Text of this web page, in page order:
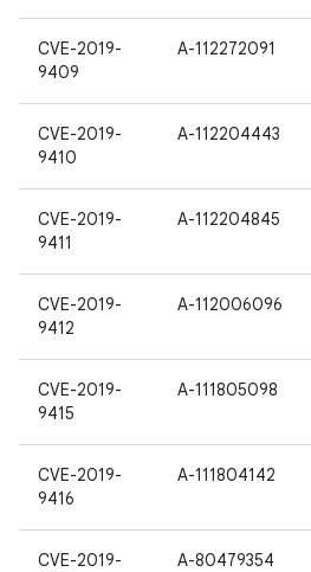
CVE-2019-
9409
A-112272091
CVE-2019-
9410
A-112204443
CVE-2019-
9411
A-112204845
CVE-2019-
9412
A-112006096
CVE-2019-
9415
A-111805098
CVE-2019-
9416
A-111804142
CVE-2019-
A-80479354